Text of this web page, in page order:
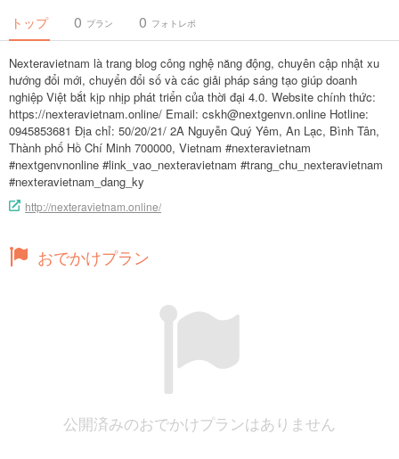
トップ プラン
0 フォトレポ
0
Nexteravietnam là trang blog công nghệ năng động, chuyên cập nhật xu
hướng đổi mới, chuyển đổi số và các giải pháp sáng tạo giúp doanh
nghiệp Việt bắt kịp nhịp phát triển của thời đại 4.0. Website chính thức:
https://nexteravietnam.online/ Email: cskh@nextgenvn.online Hotline:
0945853681 Địa chỉ: 50/20/21/ 2A Nguyễn Quý Yêm, An Lạc, Bình Tân,
Thành phố Hồ Chí Minh 700000, Vietnam #nexteravietnam
#nextgenvnonline #link_vao_nexteravietnam #trang_chu_nexteravietnam
#nexteravietnam_dang_ky
http://nexteravietnam.online/
おでかけプラン
公開済みのおでかけプランはありません